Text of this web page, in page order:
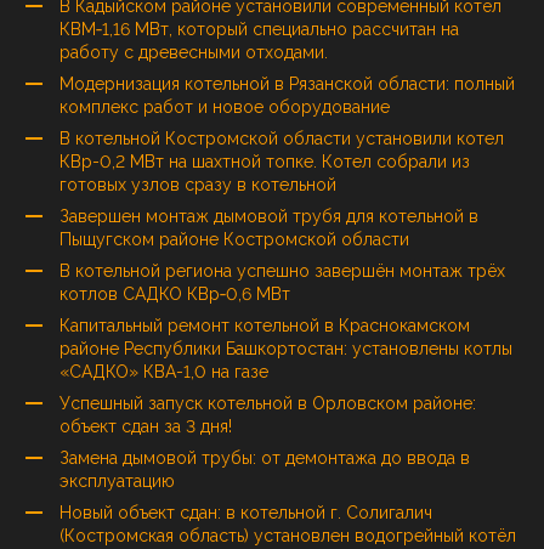
В Кадыйском районе установили современный котёл
КВМ‑1,16 МВт, который специально рассчитан на
работу с древесными отходами.
Модернизация котельной в Рязанской области: полный
комплекс работ и новое оборудование
В котельной Костромской области установили котел
КВр-0,2 МВт на шахтной топке. Котел собрали из
готовых узлов сразу в котельной
Завершен монтаж дымовой трубя для котельной в
Пыщугском районе Костромской области
В котельной региона успешно завершён монтаж трёх
котлов САДКО КВр‑0,6 МВт
Капитальный ремонт котельной в Краснокамском
районе Республики Башкортостан: установлены котлы
«САДКО» КВА-1,0 на газе
Успешный запуск котельной в Орловском районе:
объект сдан за 3 дня!
Замена дымовой трубы: от демонтажа до ввода в
эксплуатацию
Новый объект сдан: в котельной г. Солигалич
(Костромская область) установлен водогрейный котёл